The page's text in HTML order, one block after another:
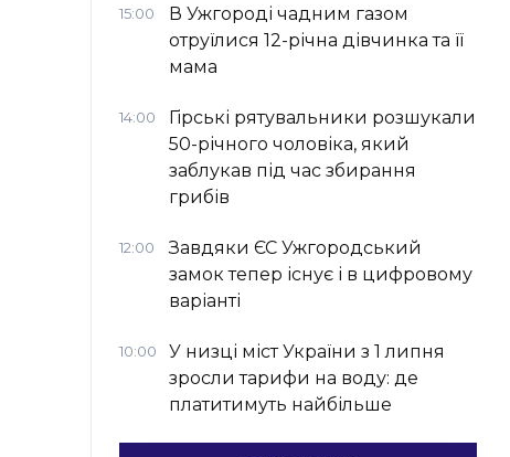
15:00
В Ужгороді чадним газом
отруїлися 12-річна дівчинка та її
мама
14:00
Гірські рятувальники розшукали
50-річного чоловіка, який
заблукав під час збирання
грибів
12:00
Завдяки ЄС Ужгородський
замок тепер існує і в цифровому
варіанті
10:00
У низці міст України з 1 липня
зросли тарифи на воду: де
платитимуть найбільше